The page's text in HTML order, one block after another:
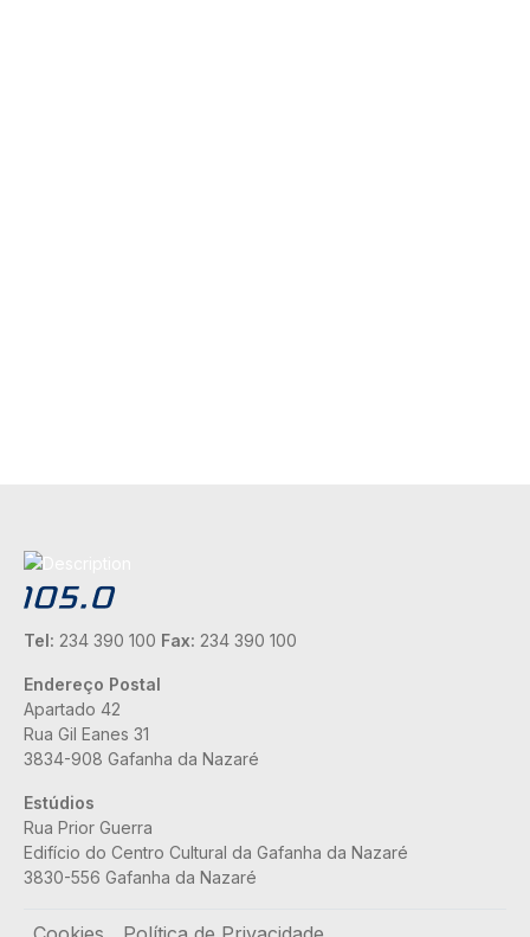
Tel: 234 390 100 Fax: 234 390 100
Endereço Postal
Apartado 42
Rua Gil Eanes 31
3834-908 Gafanha da Nazaré
Estúdios
Rua Prior Guerra
Edifício do Centro Cultural da Gafanha da Nazaré
3830-556 Gafanha da Nazaré
Rodapé